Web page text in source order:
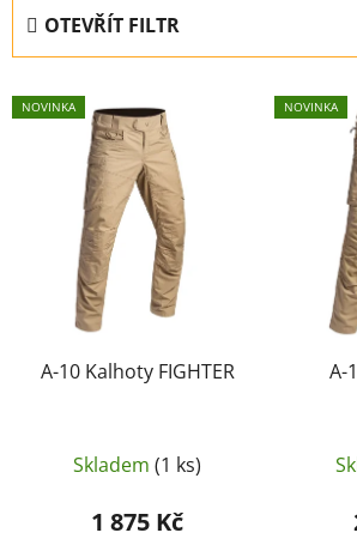
n
í
p
OTEVŘÍT FILTR
V
ý
NOVINKA
A-10 Kalhoty FIGHTER
Skladem (1 ks)
1 875 Kč
NOVINKA
A-